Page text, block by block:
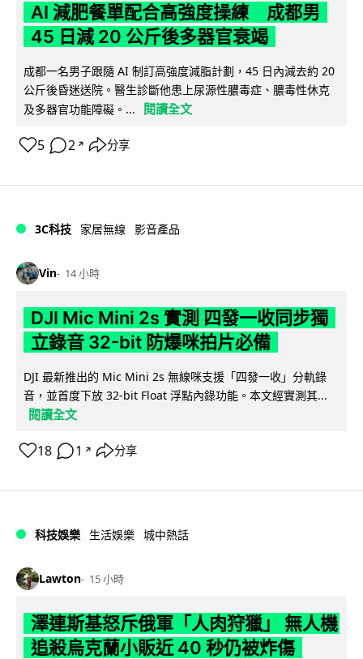
AI 減肥餐單配合高強度操練 成都男
45 日減 20 公斤後多器官衰竭
成都一名男子跟隨 AI 制訂高強度減脂計劃，45 日內減去約 20
公斤後昏迷送院。醫生診斷他患上尿源性膿毒症、膿毒性休克
及多器官功能障礙。...
閱讀全文
5 2 ↗ 分享
3C科技 家居無線 影音產品
Vin 14 小時
DJI Mic Mini 2s 實測 四發一收同步獨
立錄音 32-bit 防爆咪拍片必備
DJI 最新推出的 Mic Mini 2s 無線咪支援「四發一收」分軌錄
音，並首度下放 32-bit Float 浮點內錄功能。本文經實測其...
閱讀全文
18 1 ↗ 分享
科技娛樂 生活娛樂 城中熱話
Lawton 15 小時
澤連斯基怒斥俄軍「人肉狩獵」 無人機
追殺烏克蘭小販近 40 秒仍被炸傷